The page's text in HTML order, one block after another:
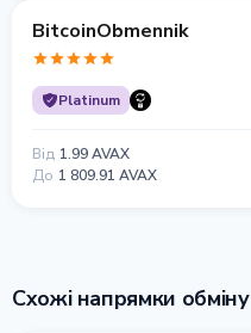
BitcoinObmennik
Platinum
Від 1.99 AVAX
До 1 809.91 AVAX
Схожі напрямки обміну